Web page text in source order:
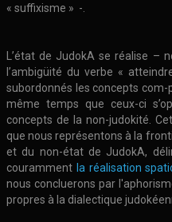
« suffixisme » -.
L’état de JudokA se réalise –
l’ambigüité du verbe «
subordonnés les concepts
même temps que ceux-ci
concepts de la non-judokité.
que nous représentons à la
et du non-état de JudokA,
couramment la réalisation
nous concluerons par
propres à la dialectique